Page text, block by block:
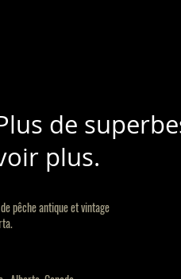
de
plus.
pêche antique et vintage